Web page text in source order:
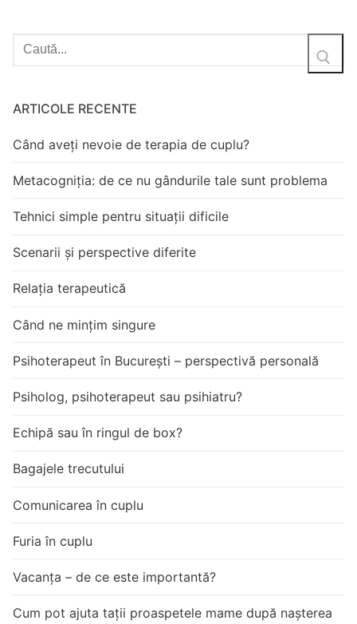
ARTICOLE RECENTE
Când aveți nevoie de terapia de cuplu?
Metacogniția: de ce nu gândurile tale sunt problema
Tehnici simple pentru situații dificile
Scenarii și perspective diferite
Relația terapeutică
Când ne mințim singure
Psihoterapeut în București – perspectivă personală
Psiholog, psihoterapeut sau psihiatru?
Echipă sau în ringul de box?
Bagajele trecutului
Comunicarea în cuplu
Furia în cuplu
Vacanța – de ce este importantă?
Cum pot ajuta tații proaspetele mame după nașterea